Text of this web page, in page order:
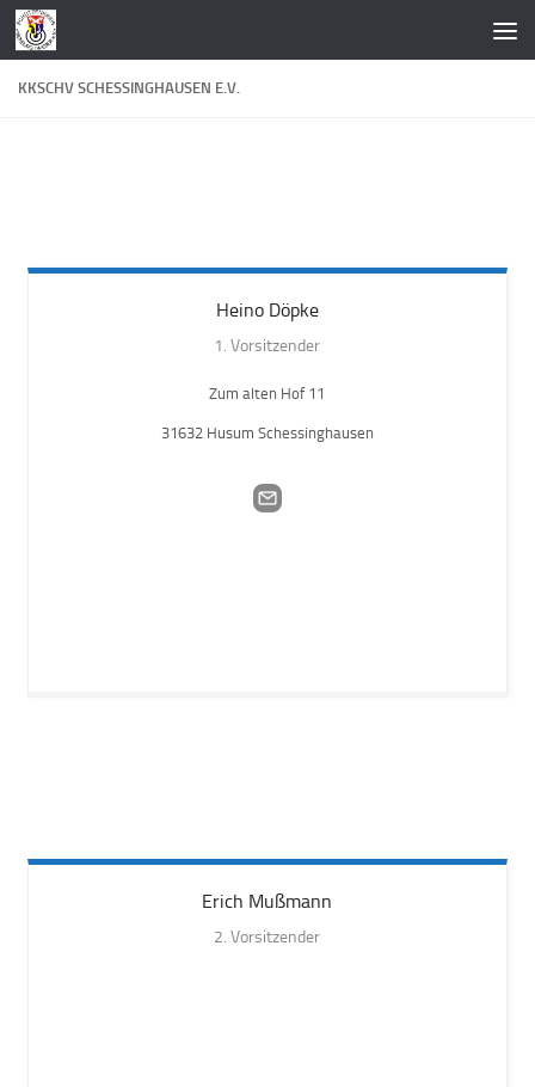
Zum Inhalt springen
KKSCHV SCHESSINGHAUSEN E.V.
Heino Döpke
1. Vorsitzender
Zum alten Hof 11
31632 Husum Schessinghausen
Erich Mußmann
2. Vorsitzender